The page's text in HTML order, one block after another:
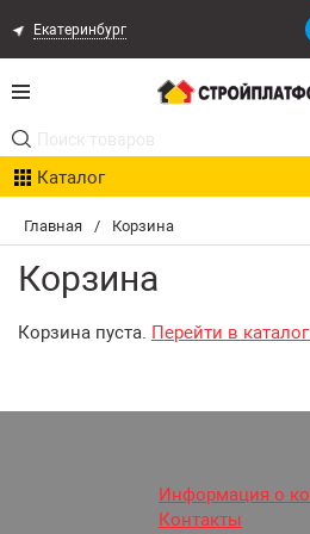
Главная / Корзина
Корзина
Корзина пуста. Перейти в
Екатеринбург
Каталог
Акции
Расчет доставки
Организациям
Оплата и ДоставкаИнформация о
Контакты